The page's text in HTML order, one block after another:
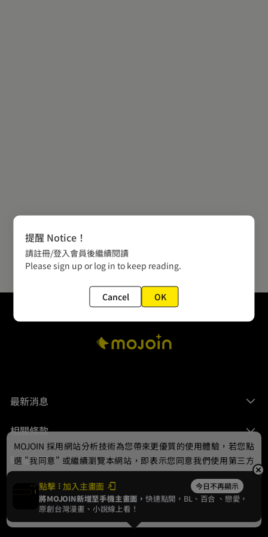
最新消息
相關條款
聯絡我們
© 2024 gamania Digital Entertainment Co., Ltd.
點擊 加入主畫面 今日不再顯示
將MOJOIN新增至手機主畫面，快速點開，BL、 百合 、戀愛，
原創台灣漫畫、小說線上看！
MOJOIN 採用網站分析技術為您帶來更優質的使用體驗，若您點
選 "我同意" 或繼續瀏覽本網站，即表示您同意我們使用第三方
Cookie，欲瞭解更多資訊請見隱私權政策。
我同意
提醒 Notice！
請註冊/登入會員後繼續閱讀
Please sign up or log in to keep reading.
Cancel OK